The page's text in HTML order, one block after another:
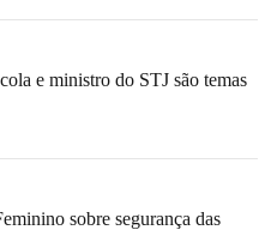
e ministro do STJ são temas
sobre segurança das